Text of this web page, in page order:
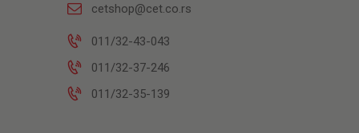
cetshop@cet.co.rs
011/32-43-043
011/32-37-246
011/32-35-139